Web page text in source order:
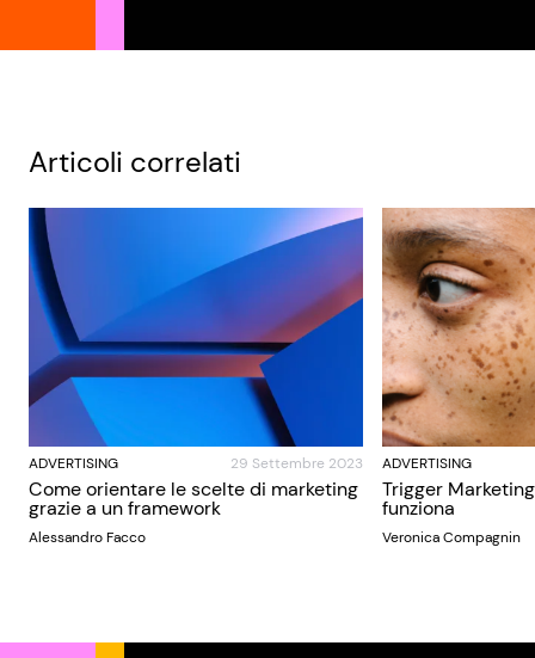
Articoli correlati
ADVERTISING 29 Settembre 2023
Come orientare le scelte di marketing
grazie a un framework
Alessandro Facco
ADVERTISING
Trigger
funziona
Veronica Compagnin